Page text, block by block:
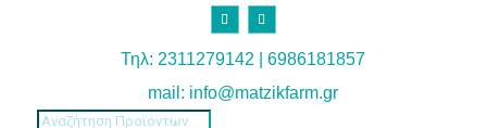
Τηλ: 2311279142 | 6986181857
mail: info@matzikfarm.gr
Products